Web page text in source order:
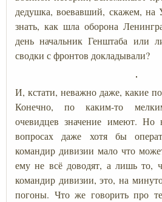
дедушка, воевавший, скажем, на
знать, как шла оборона
день начальник Генштаба или
сводки с фронтов докладывали?
И, кстати, неважно даже, какие
Конечно, по каким-то
очевидцев значение имеют. Но
вопросах даже хотя бы
командир дивизии мало что
ему не всё доводят, а лишь то,
командир дивизии, это, на
погоны. Что же говорить про